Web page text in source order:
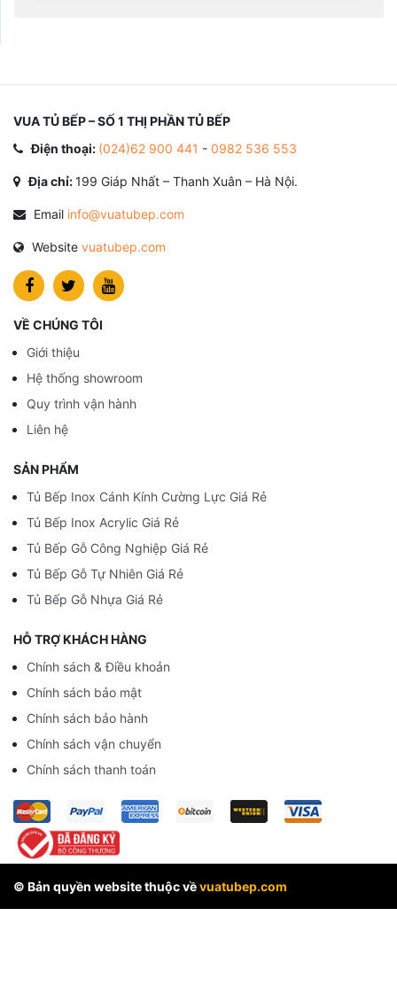
VUA TỦ BẾP – SỐ 1 THỊ PHẦN TỦ BẾP
Điện thoại: (024)62 900 441 - 0982 536 553
Địa chỉ:199 Giáp Nhất – Thanh Xuân – Hà Nội.
Email info@vuatubep.com
Website vuatubep.com
VỀ CHÚNG TÔI
Giới thiệu
Hệ thống showroom
Quy trình vận hành
Liên hệ
SẢN PHẨM
Tủ Bếp Inox Cánh Kính Cường Lực Giá Rẻ
Tủ Bếp Inox Acrylic Giá Rẻ
Tủ Bếp Gỗ Công Nghiệp Giá Rẻ
Tủ Bếp Gỗ Tự Nhiên Giá Rẻ
Tủ Bếp Gỗ Nhựa Giá Rẻ
HỖ TRỢ KHÁCH HÀNG
Chính sách & Điều khoản
Chính sách bảo mật
Chính sách bảo hành
Chính sách vận chuyển
Chính sách thanh toán
© Bản quyền website thuộc vềvuatubep.com